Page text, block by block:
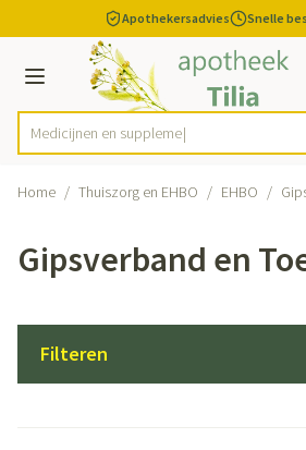
Ga naar de inhoudApothekersadvies Snelle
Menu
Product, merk, categorie...
Me
Home / Thuiszorg en EHBO / EHBO /
Gipsverband en
Filteren